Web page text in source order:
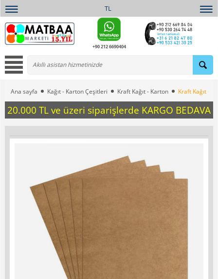
TL
+90 212 6690404
Ana sayfa Kağıt - Karton Çeşitleri Kraft Kağıt - Karton Kraft Kağıt –
20.000 TL ve üzeri siparişlerde KARGO BEDAVA